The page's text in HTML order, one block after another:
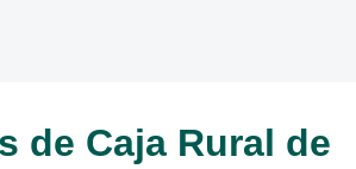
de Caja Rural de